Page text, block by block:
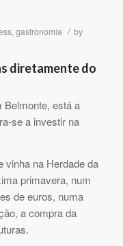
, gastronomia / by
diretamente do
Belmonte, está a
se a investir na
vinha na Herdade da
primavera, num
de euros, numa
a compra da